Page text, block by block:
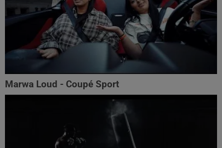
Marwa Loud - Coupé Sport